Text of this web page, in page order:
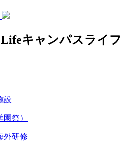
Lifeキャンパスライフ
設
祭）
外研修